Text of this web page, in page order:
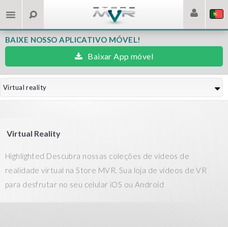
BAIXE NOSSO APLICATIVO MÓVEL!
Baixar App móvel
Virtual reality
Virtual Reality
Highlighted Descubra nossas coleções de vídeos de
realidade virtual na Store MVR. Sua loja de vídeos de VR
para desfrutar no seu celular iOS ou Android